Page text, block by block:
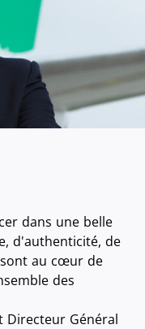
dans une belle
d'authenticité, de
au cœur de
des
Directeur Général